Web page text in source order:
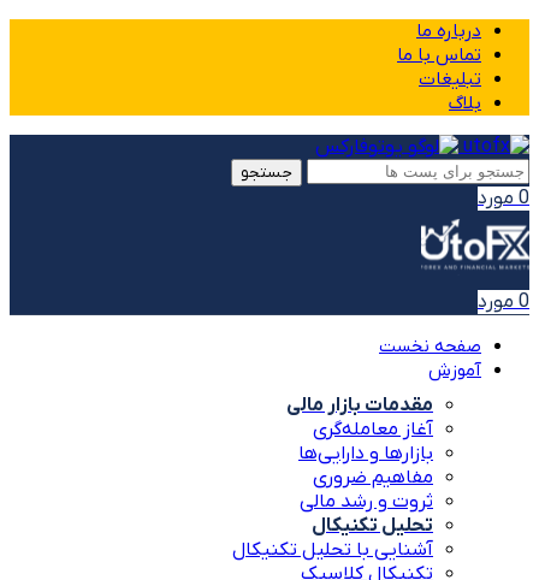
درباره ما
تماس با ما
تبلیغات
بلاگ
جستجو
0 مورد
0 مورد
صفحه نخست
آموزش
مقدمات بازار مالی
آغاز معامله‌گری
بازارها و دارایی‌ها
مفاهیم ضروری
ثروت و رشد مالی
تحلیل تکنیکال
آشنایی با تحلیل تکنیکال
تکنیکال کلاسیک